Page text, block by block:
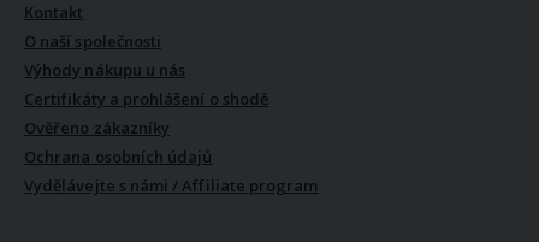
Kontakt
O naší společnosti
Výhody nákupu u nás
Certifikáty a prohlášení o shodě
Ověřeno zákazníky
Ochrana osobních údajů
Vydělávejte s námi / Affiliate program